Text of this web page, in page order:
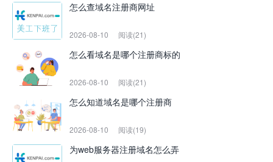
怎么查域名注册商网址
2026-08-10 阅读(21)
怎么看域名是哪个注册商标的
2026-08-10 阅读(21)
怎么知道域名是哪个注册商
2026-08-10 阅读(19)
为web服务器注册域名怎么弄